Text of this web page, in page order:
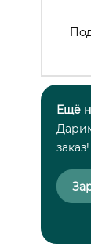
Ещё
заказ!